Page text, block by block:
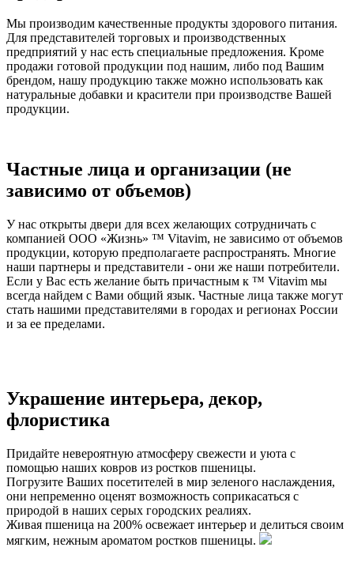
Мы производим качественные продукты здорового питания.
Для представителей торговых и производственных
предприятий у нас есть специальные предложения. Кроме
продажи готовой продукции под нашим, либо под Вашим
брендом, нашу продукцию также можно использовать как
натуральные добавки и красители при производстве Вашей
продукции.
Частные лица и организации (не
зависимо от объемов)
У нас открыты двери для всех желающих сотрудничать с
компанией ООО «Жизнь» ™ Vitavim, не зависимо от объемов
продукции, которую предполагаете распространять. Многие
наши партнеры и представители - они же наши потребители.
Если у Вас есть желание быть причастным к ™ Vitavim мы
всегда найдем с Вами общий язык. Частные лица также могут
стать нашими представителями в городах и регионах России
и за ее пределами.
Украшение интерьера, декор,
флористика
Придайте невероятную атмосферу свежести и уюта с
помощью наших ковров из ростков пшеницы.
Погрузите Ваших посетителей в мир зеленого наслаждения,
они непременно оценят возможность соприкасаться с
природой в наших серых городских реалиях.
Живая пшеница на 200% освежает интерьер и делиться своим
мягким, нежным ароматом ростков пшеницы.